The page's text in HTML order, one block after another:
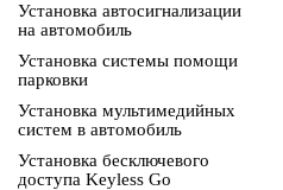
Установка автосигнализации
на автомобиль
Установка системы помощи
парковки
Установка мультимедийных
систем в автомобиль
Установка бесключевого
доступа Keyless Go